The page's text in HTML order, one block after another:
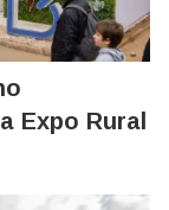
Expo Rural